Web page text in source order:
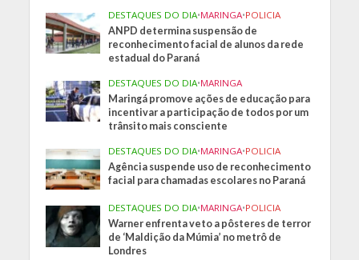
DESTAQUES DO DIA•MARINGA•POLICIA
ANPD determina suspensão de
reconhecimento facial de alunos da rede
estadual do Paraná
DESTAQUES DO DIA•MARINGA
Maringá promove ações de educação para
incentivar a participação de todos por um
trânsito mais consciente
DESTAQUES DO DIA•MARINGA•POLICIA
Agência suspende uso de reconhecimento
facial para chamadas escolares no Paraná
DESTAQUES DO DIA•MARINGA•POLICIA
Warner enfrenta veto a pôsteres de terror
de ‘Maldição da Múmia’ no metrô de
Londres